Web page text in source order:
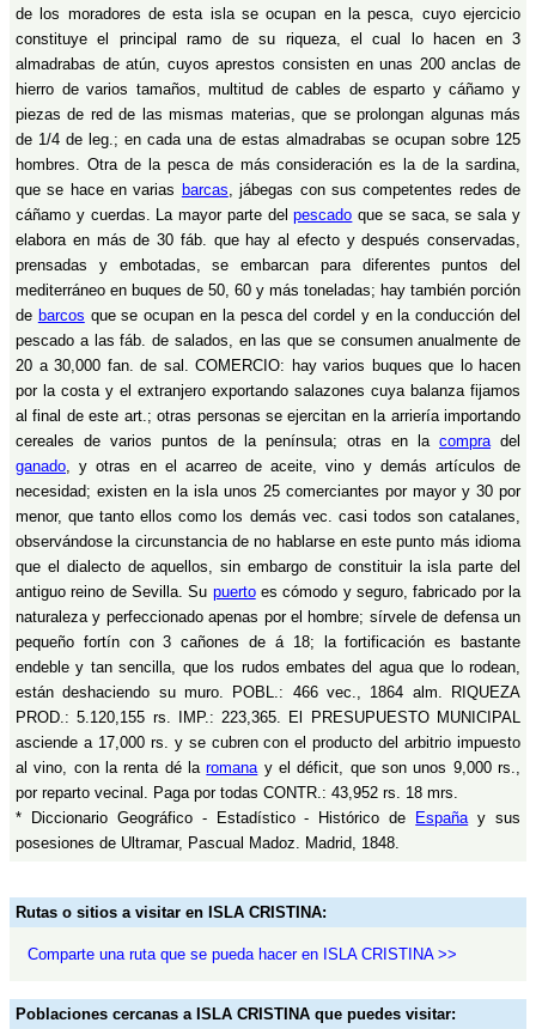
de los moradores de esta isla se ocupan en la pesca, cuyo ejercicio
constituye el principal ramo de su riqueza, el cual lo hacen en 3
almadrabas de atún, cuyos aprestos consisten en unas 200 anclas de
hierro de varios tamaños, multitud de cables de esparto y cáñamo y
piezas de red de las mismas materias, que se prolongan algunas más
de 1/4 de leg.; en cada una de estas almadrabas se ocupan sobre 125
hombres. Otra de la pesca de más consideración es la de la sardina,
que se hace en varias barcas, jábegas con sus competentes redes de
cáñamo y cuerdas. La mayor parte delpescado que se saca, se sala y
elabora en más de 30 fáb. que hay al efecto y después conservadas,
prensadas y embotadas, se embarcan para diferentes puntos del
mediterráneo en buques de 50, 60 y más toneladas; hay también porción
de barcos que se ocupan en la pesca del cordel y en la conducción del
pescado a las fáb. de salados, en las que se consumen anualmente de
20 a 30,000 fan. de sal. COMERCIO: hay varios buques que lo hacen
por la costa y el extranjero exportando salazones cuya balanza fijamos
al final de este art.; otras personas se ejercitan en la arriería importando
cereales de varios puntos de la península; otras en la compradel
ganado, y otras en el acarreo de aceite, vino y demás artículos de
necesidad; existen en la isla unos 25 comerciantes por mayor y 30 por
menor, que tanto ellos como los demás vec. casi todos son catalanes,
observándose la circunstancia de no hablarse en este punto más idioma
que el dialecto de aquellos, sin embargo de constituir la isla parte del
antiguo reino de Sevilla. Su puertoes cómodo y seguro, fabricado por la
naturaleza y perfeccionado apenas por el hombre; sírvele de defensa un
pequeño fortín con 3 cañones de á 18; la fortificación es bastante
endeble y tan sencilla, que los rudos embates del agua que lo rodean,
están deshaciendo su muro. POBL.: 466 vec., 1864 alm. RIQUEZA
PROD.: 5.120,155 rs. IMP.: 223,365. El PRESUPUESTO MUNICIPAL
asciende a 17,000 rs. y se cubren con el producto del arbitrio impuesto
al vino, con la renta dé laromanay el déficit, que son unos 9,000 rs.,
por reparto vecinal. Paga por todas CONTR.: 43,952 rs. 18 mrs.
* Diccionario Geográfico - Estadístico - Histórico de
Españay sus
posesiones de Ultramar, Pascual Madoz. Madrid, 1848.
Rutas o sitios a visitar en ISLA CRISTINA:
Comparte una ruta que se pueda hacer en ISLA CRISTINA >>
Poblaciones cercanas a ISLA CRISTINA que puedes visitar: